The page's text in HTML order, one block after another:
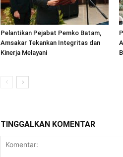
Pelantikan Pejabat Pemko Batam,
Amsakar Tekankan Integritas dan
Kinerja Melayani
TINGGALKAN KOMENTAR